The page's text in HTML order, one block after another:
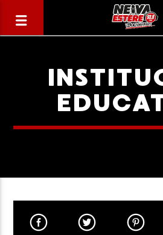
CANCIÓN ACTUAL